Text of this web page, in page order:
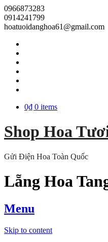
0966873283
0914241799
hoatuoidanghoa61@gmail.com
0₫ 0 items
Shop Hoa
Gửi Điện Hoa Toàn Quốc
Lẵng Hoa
Menu
Skip to content